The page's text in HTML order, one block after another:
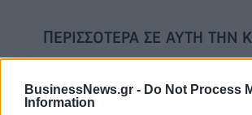
BusinessNews.gr - Do Not Process
Information
ΠΕΡΙΣΣΌΤΕΡΑ ΣΕ ΑΥΤΉ ΤΗΝ